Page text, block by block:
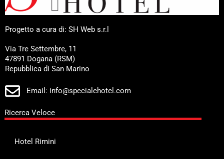
Progetto a cura di: SH Web s.r.l
Via Tre Settembre, 11
47891 Dogana (RSM)
Repubblica di San Marino
Email: info@specialehotel.com
Ricerca Veloce
Hotel Rimini